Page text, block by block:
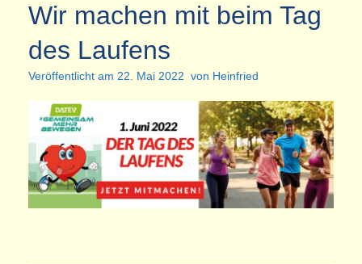
Wir machen mit beim Tag
des Laufens
Veröffentlicht am 22. Mai 2022 von Heinfried